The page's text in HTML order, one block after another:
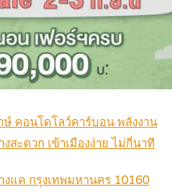
คอนโดโลว์คาร์บอน พลังงาน
สะดวก เข้าเมืองง่าย ไม่กี่นาที
แค กรุงเทพมหานคร 10160